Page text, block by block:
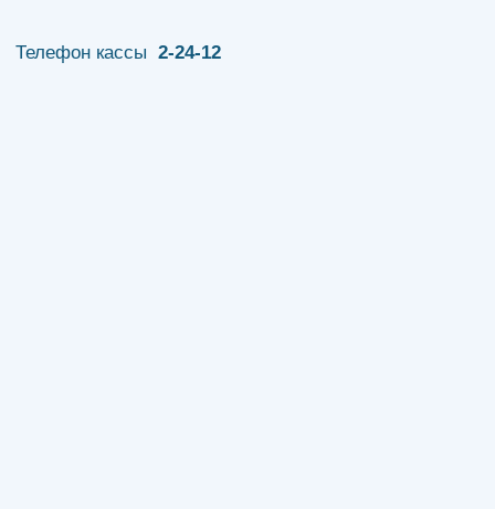
Телефон кассы 2-24-12